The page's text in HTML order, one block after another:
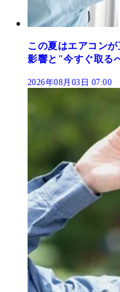
この夏はエアコン
影響と"今すぐ取る
2026年08月03日 07:00